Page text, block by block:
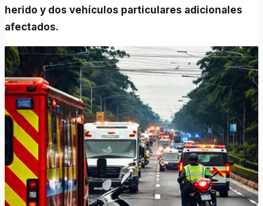
herido y dos vehículos particulares adicionales
afectados.